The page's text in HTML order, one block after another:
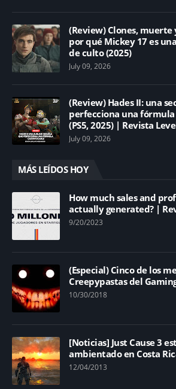
(Review) Clones,
por qué Mickey 17 es
de culto (2025)
July 09, 2026
(Review) Hades II: una
perfecciona una
(PS5, 2025) | Revista
July 09, 2026
MÁS LEÍDOS HOY
How much sales and
actually generated? |
9/20/2023
(Especial) Cinco de los
Creepypastas del
10/30/2018
[Noticias] Just Cause 3
ambientado en Costa
12/04/2013